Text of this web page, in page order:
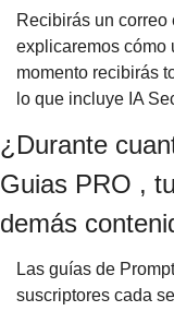
Recibirás un
explicaremos cómo
momento recibirás
lo que incluye IA
¿Durante
Guias PRO ,
demás
Las guías de
suscriptores cada